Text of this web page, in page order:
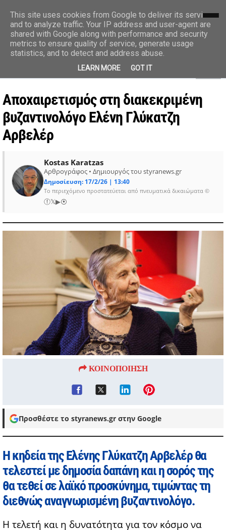
styranews.gr
Ειδήσεις-Γεγονότα-Επικαιρότητα
Αποχαιρετισμός στη διακεκριμένη
βυζαντινολόγο Ελένη Γλύκατζη
Αρβελέρ
Kostas Karatzas
Αρθρογράφος • Δημιουργός του styranews.gr
Δημοσίευση: 17/2/26 | 13:40
Το περιεχόμενο προστατεύεται από πνευματικά δικαιώματα ©
ⓕ𝕏▶⦿
ΚΟΙΝΟΠΟΙΗΣΗ
Προσθέστε το styranews.gr στην Google
Η κηδεία της Ελένης Γλύκατζη Αρβελέρ θα
τελεστεί με δημοσία δαπάνη και η σορός της
θα τεθεί σε λαϊκό προσκύνημα, τιμώντας τη
διεθνώς αναγνωρισμένη βυζαντινολόγο.
Η τελετή και η δυνατότητα για τον κόσμο να
This site uses cookies from Google to deliver its services
and to analyze traffic. Your IP address and user-agent are
shared with Google along with performance and security
metrics to ensure quality of service, generate usage
statistics, and to detect and address abuse.
LEARN MORE GOT IT